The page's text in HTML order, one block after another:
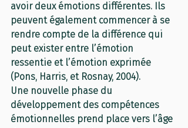
avoir deux émotions différentes. Ils
peuvent également commencer à se
rendre compte de la différence qui
peut exister entre l’émotion
ressentie et l’émotion exprimée
(Pons, Harris, et Rosnay, 2004).
Une nouvelle phase du
développement des compétences
émotionnelles prend place vers l’âge